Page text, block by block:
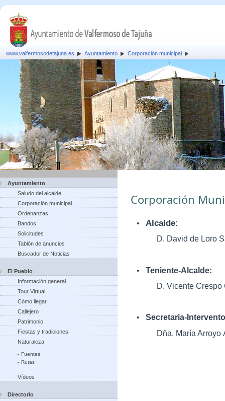
www.valfermosodetajuna.es Ayuntamiento Corporación municipal
Ayuntamiento
Saludo del alcalde
Corporación municipal
Ordenanzas
Bandos
Solicitudes
Tablón de anuncios
Buscador de Noticias
El Pueblo
Información general
Tour Virtual
Cómo llegar
Callejero
Patrimonio
Fiestas y tradiciones
Naturaleza
Fuentes
Rutas
Vídeos
Directorio
Corporación
• Alcalde:
D. David de Loro
• Teniente-Alcalde:
D. Vicente Crespo
• Secretaria-
Dña. María Arroyo